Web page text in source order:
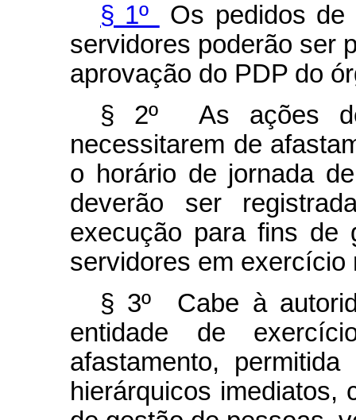
§ 1º
Os pedidos de
servidores poderão ser
aprovação do PDP do
§ 2º As ações de
necessitarem de
o horário de jornada
deverão ser
execução para fins de
servidores em exercício
§ 3º Cabe à
entidade de
afastamento,
hierárquicos imediatos,